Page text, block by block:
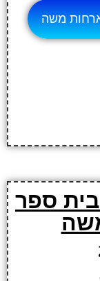
משה
ספר